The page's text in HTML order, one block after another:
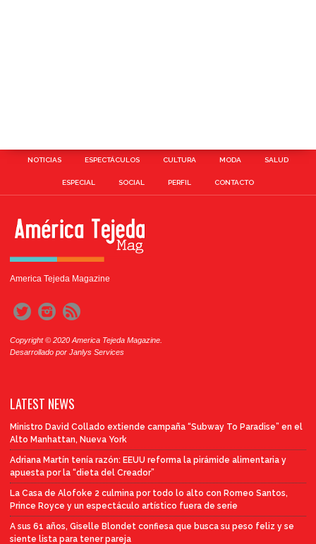
NOTICIAS ESPECTÁCULOS CULTURA MODA SALUD
ESPECIAL SOCIAL PERFIL CONTACTO
America Tejeda Magazine
Copyright © 2020 America Tejeda Magazine.
Desarrollado por Janlys Services
LATEST NEWS
Ministro David Collado extiende campaña “Subway To Paradise” en el
Alto Manhattan, Nueva York
Adriana Martín tenía razón: EEUU reforma la pirámide alimentaria y
apuesta por la “dieta del Creador”
La Casa de Alofoke 2 culmina por todo lo alto con Romeo Santos,
Prince Royce y un espectáculo artístico fuera de serie
A sus 61 años, Giselle Blondet confiesa que busca su peso feliz y se
siente lista para tener pareja